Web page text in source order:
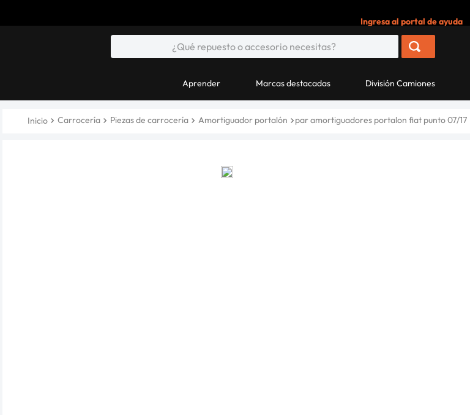
Ingresa al portal de ayuda
Aprender Marcas destacadas División Camiones
Carrocería Piezas de carrocería Amortiguador portalón par amortiguadores portalon fiat punto 07/17